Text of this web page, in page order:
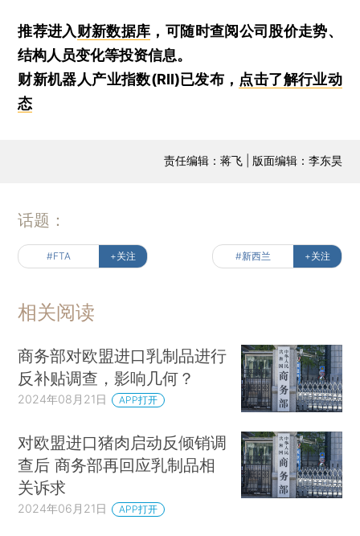
推荐进入财新数据库 ，可随时查阅公司股价走势、
结构人员变化等投资信息。
财新机器人产业指数(RII)已发布， 点击了解行业动
态
责任编辑：蒋飞 | 版面编辑：李东昊
话题：
#FTA +关注 #新西兰 +关注
相关阅读
商务部对欧盟进口乳制品进行
反补贴调查，影响几何？
2024年08月21日 APP打开
对欧盟进口猪肉启动反倾销调
查后 商务部再回应乳制品相
关诉求
2024年06月21日 APP打开